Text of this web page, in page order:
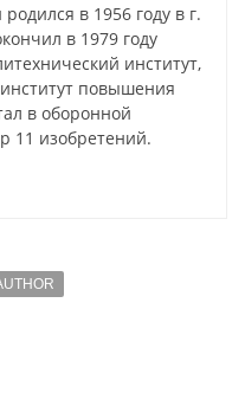
в 1956 году в г.
в 1979 году
институт,
повышения
в оборонной
11 изобретений.